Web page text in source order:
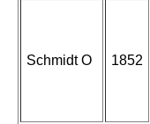
Schmidt O 1852